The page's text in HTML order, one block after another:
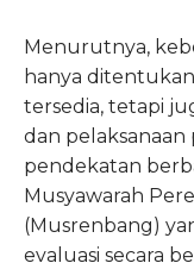
Menurutnya,
hanya
tersedia, tetapi
dan pelaksanaan
pendekatan
Musyawarah
(Musrenbang)
evaluasi secara